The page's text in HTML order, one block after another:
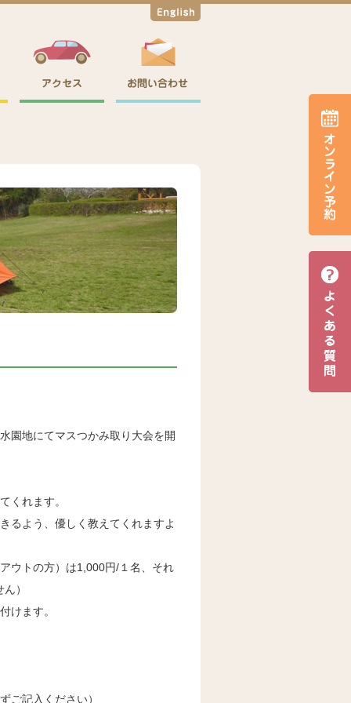
園地にてマスつかみ取り大会を開
くれます。
るよう、優しく教えてくれますよ
ウトの方）は1,000円/１名、それ
）
けます。
ご記入ください）